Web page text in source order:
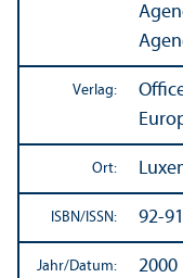
Verlag:
Ort:
ISBN/ ISSN: 92-
Jahr/Datum: 2000